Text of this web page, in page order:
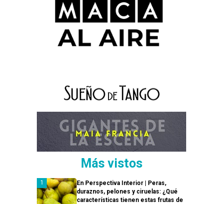
Más vistos
En Perspectiva Interior | Peras,
duraznos, pelones y ciruelas: ¿Qué
características tienen estas frutas de